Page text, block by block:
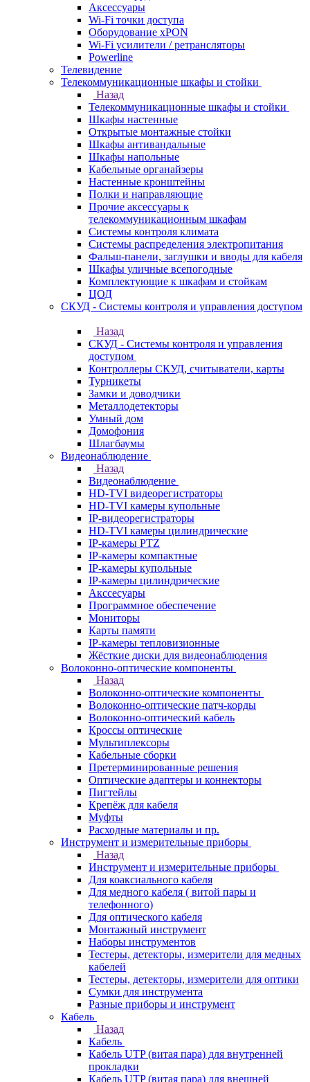
Аксессуары
Wi-Fi точки доступа
Оборудование хPON
Wi-Fi усилители / ретрансляторы
Powerline
Телевидение
Телекоммуникационные шкафы и стойки
Назад
Телекоммуникационные шкафы и стойки
Шкафы настенные
Открытые монтажные стойки
Шкафы антивандальные
Шкафы напольные
Кабельные органайзеры
Настенные кронштейны
Полки и направляющие
Прочие аксессуары к
телекоммуникационным шкафам
Системы контроля климата
Системы распределения электропитания
Фальш-панели, заглушки и вводы для кабеля
Шкафы уличные всепогодные
Комплектующие к шкафам и стойкам
ЦОД
СКУД - Системы контроля и управления доступом
Назад
СКУД - Системы контроля и управления
доступом
Контроллеры СКУД, считыватели, карты
Турникеты
Замки и доводчики
Металлодетекторы
Умный дом
Домофония
Шлагбаумы
Видеонаблюдение
Назад
Видеонаблюдение
HD-TVI видеорегистраторы
HD-TVI камеры купольные
IP-видеорегистраторы
HD-TVI камеры цилиндрические
IP-камеры PTZ
IP-камеры компактные
IP-камеры купольные
IP-камеры цилиндрические
Акссесуары
Программное обеспечение
Мониторы
Карты памяти
IP-камеры тепловизионные
Жёсткие диски для видеонаблюдения
Волоконно-оптические компоненты
Назад
Волоконно-оптические компоненты
Волоконно-оптические патч-корды
Волоконно-оптический кабель
Кроссы оптические
Мультиплексоры
Кабельные сборки
Претерминированные решения
Оптические адаптеры и коннекторы
Пигтейлы
Крепёж для кабеля
Муфты
Расходные материалы и пр.
Инструмент и измерительные приборы
Назад
Инструмент и измерительные приборы
Для коаксиального кабеля
Для медного кабеля ( витой пары и
телефонного)
Для оптического кабеля
Монтажный инструмент
Наборы инструментов
Тестеры, детекторы, измерители для медных
кабелей
Тестеры, детекторы, измерители для оптики
Сумки для инструмента
Разные приборы и инструмент
Кабель
Назад
Кабель
Кабель UTP (витая пара) для внутренней
прокладки
Кабель UTP (витая пара) для внешней